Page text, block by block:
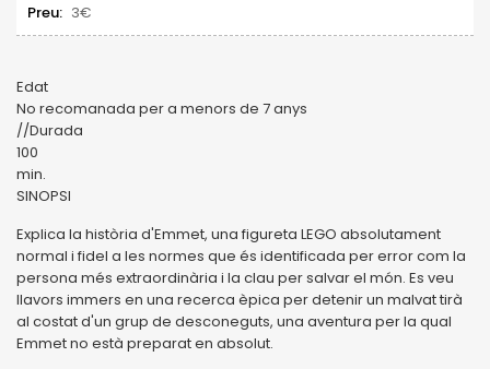
Preu: 3€
Edat
No recomanada per a menors de 7 anys
//Durada
100
min.
SINOPSI
Explica la història d'Emmet, una figureta LEGO absolutament
normal i fidel a les normes que és identificada per error com la
persona més extraordinària i la clau per salvar el món. Es veu
llavors immers en una recerca èpica per detenir un malvat tirà
al costat d'un grup de desconeguts, una aventura per la qual
Emmet no està preparat en absolut.